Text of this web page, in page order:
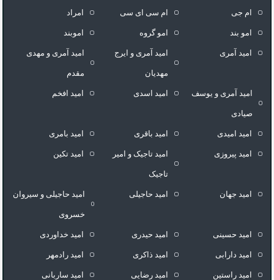
ام جی ام سی ای سی امراد
امو بند امو گروه اموبند
امید آمری امید آمری و ایرج
مهدیان
امید آمری و مهدی
مقدم
امید آمری و یوسف
صیادی
امید اسدی امید افخم
امید امیدی امید باقری امید بامری
امید پیروزی امید تاجیک و امیر
تاجیک
امید تکین
امید جهان امید حاجیلی امید حاجیلی و سیروان
خسروی
امید حسینی امید حیدری امید خداوردی
امید دارابی امید ذاکری امید رادمهر
امید راستین امید رضایی امید ساربانی